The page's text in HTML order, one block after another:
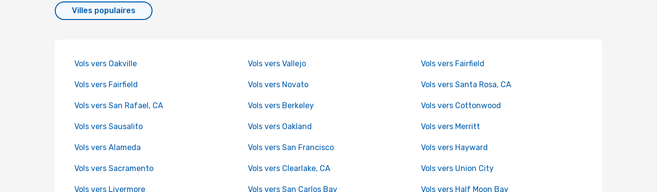
Villes populaires
Vols vers Oakville Vols vers Vallejo Vols vers Fairfield
Vols vers Fairfield Vols vers Novato Vols vers Santa Rosa, CA
Vols vers San Rafael, CA Vols vers Berkeley Vols vers Cottonwood
Vols vers Sausalito Vols vers Oakland Vols vers Merritt
Vols vers Alameda Vols vers San Francisco Vols vers Hayward
Vols vers Sacramento Vols vers Clearlake, CA Vols vers Union City
Vols vers Livermore Vols vers San Carlos Bay Vols vers Half Moon Bay